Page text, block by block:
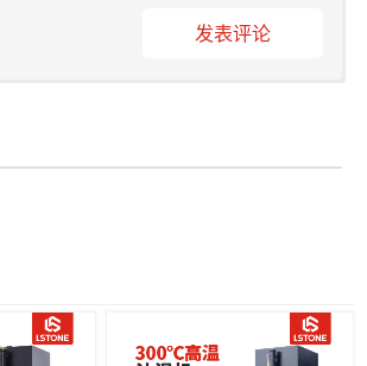
发表评论